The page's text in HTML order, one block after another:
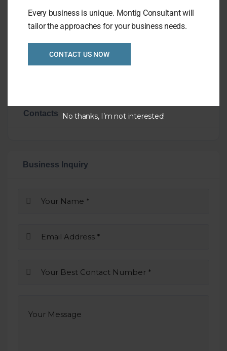
Overview
Contacts
Business Inquiry
Every business is unique. Montig Consultant will
tailor the approaches for your business needs.
CONTACT US NOW
No thanks, I’m not interested!